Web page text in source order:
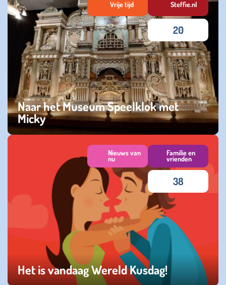
Naar het Museum Speelklok met
Micky
vrijdag 07 februari 2025
Vrije tijd Steffie.nl
20
Het is vandaag Wereld Kusdag!
Nieuws van
nu
Familie en
vrienden
38